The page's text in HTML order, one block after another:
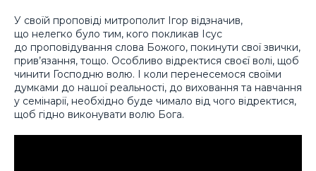
У своїй проповіді митрополит Ігор відзначив,
що нелегко було тим, кого покликав Ісус
до проповідування слова Божого, покинути свої звички,
прив’язання, тощо. Особливо відректися своєї волі, щоб
чинити Господню волю. І коли перенесемося своїми
думками до нашої реальності, до виховання та навчання
у семінарії, необхідно буде чимало від чого відректися,
щоб гідно виконувати волю Бога.